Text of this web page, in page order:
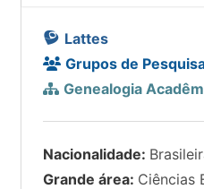
Lattes
Grupos de
Genealogia
Nacionalidade:
Grande área: Ciências